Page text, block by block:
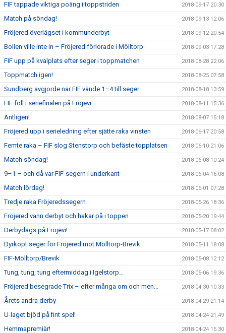
FIF tappade viktiga poäng i toppstriden 2018-09-17 20:30
Match på söndag! 2018-09-13 12:06
Fröjered överlägset i kommunderbyt 2018-09-12 20:54
Bollen ville inte in – Fröjered förlorade i Mölltorp 2018-09-03 17:28
FIF upp på kvalplats efter seger i toppmatchen 2018-08-28 22:06
Toppmatch igen! 2018-08-25 07:58
Sundberg avgjorde när FIF vände 1–4 till seger 2018-08-18 13:59
FIF föll i seriefinalen på Fröjevi 2018-08-11 15:36
Äntligen! 2018-08-07 15:18
Fröjered upp i serieledning efter sjätte raka vinsten 2018-06-17 20:58
Femte raka – FIF slog Stenstorp och befäste topplatsen 2018-06-10 21:06
Match söndag! 2018-06-08 10:24
9–1 – och då var FIF-segern i underkant 2018-06-04 16:08
Match lördag! 2018-06-01 07:28
Tredje raka Fröjeredssegern 2018-05-26 18:36
Fröjered vann derbyt och hakar på i toppen 2018-05-20 19:44
Derbydags på Fröjevi! 2018-05-17 08:02
Dyrköpt seger för Fröjered mot Mölltorp-Brevik 2018-05-11 18:08
FIF-Mölltorp/Brevik 2018-05-08 12:12
Tung, tung, tung eftermiddag i Igelstorp... 2018-05-06 19:36
Fröjered besegrade Trix – efter många om och men... 2018-04-30 10:33
Årets andra derby 2018-04-29 21:14
U-laget bjöd på fint spel! 2018-04-24 21:49
Hemmapremiär! 2018-04-24 15:30